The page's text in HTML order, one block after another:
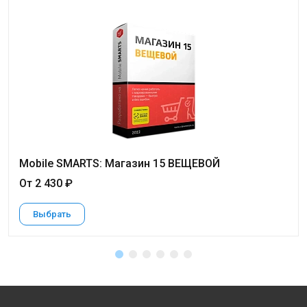
Mobile SMARTS: Магазин 15 ВЕЩЕВОЙ
От 2 430 ₽
Выбрать